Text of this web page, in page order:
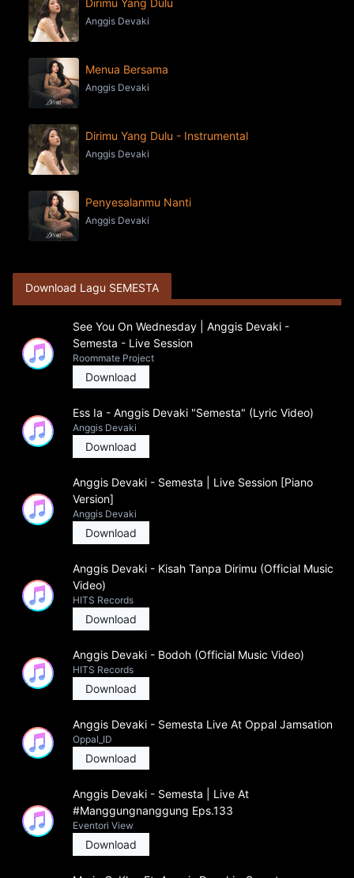
Dirimu Yang Dulu
Anggis Devaki
Menua Bersama
Anggis Devaki
Dirimu Yang Dulu - Instrumental
Anggis Devaki
Penyesalanmu Nanti
Anggis Devaki
Download Lagu SEMESTA
See You On Wednesday | Anggis Devaki -
Semesta - Live Session
Roommate Project
Download
Ess Ia - Anggis Devaki "Semesta" (Lyric Video)
Anggis Devaki
Download
Anggis Devaki - Semesta | Live Session [Piano
Version]
Anggis Devaki
Download
Anggis Devaki - Kisah Tanpa Dirimu (Official Music
Video)
HITS Records
Download
Anggis Devaki - Bodoh (Official Music Video)
HITS Records
Download
Anggis Devaki - Semesta Live At Oppal Jamsation
Oppal_ID
Download
Anggis Devaki - Semesta | Live At
#Manggungnanggung Eps.133
Eventori View
Download